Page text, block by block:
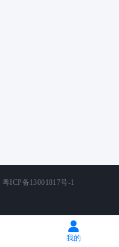
我的
粤ICP备13001817号-1